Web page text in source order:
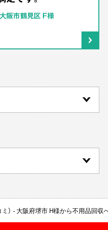
阪市鶴見区 F様
） 大阪府堺市 H様から不用品回収